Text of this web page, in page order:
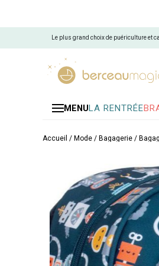
Le plus grand choix de puériculture et
MENULA RENTRÉE
Accueil / Mode / Bagagerie /